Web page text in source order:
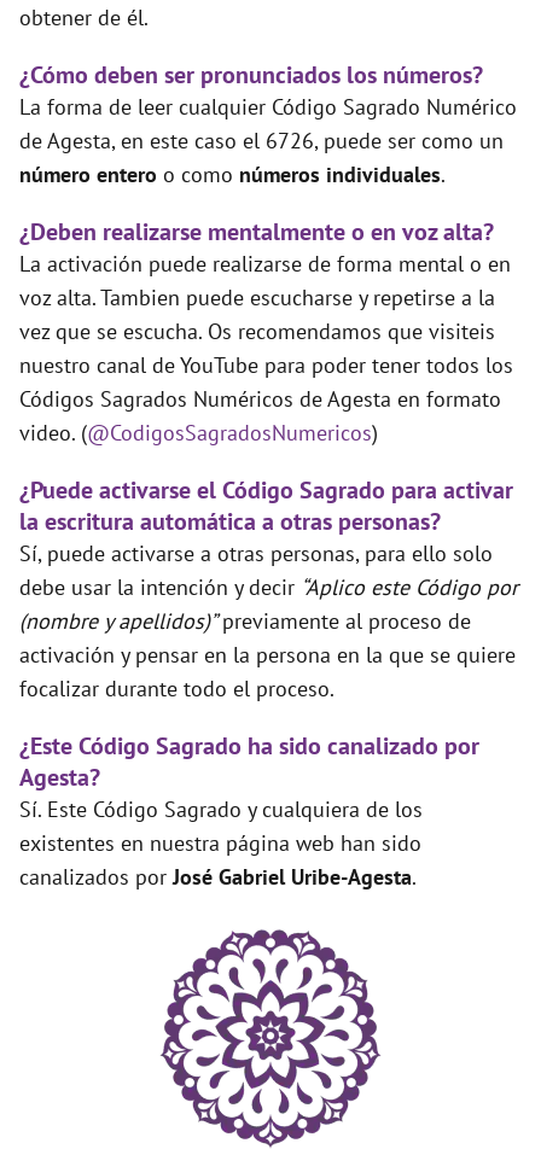
obtener de él.
¿Cómo deben ser pronunciados los números?
La forma de leer cualquier Código Sagrado Numérico
de Agesta, en este caso el 6726, puede ser como un
número entero o como números individuales.
¿Deben realizarse mentalmente o en voz alta?
La activación puede realizarse de forma mental o en
voz alta. Tambien puede escucharse y repetirse a la
vez que se escucha. Os recomendamos que visiteis
nuestro canal de YouTube para poder tener todos los
Códigos Sagrados Numéricos de Agesta en formato
video. (@CodigosSagradosNumericos)
¿Puede activarse el Código Sagrado para activar
la escritura automática a otras personas?
Sí, puede activarse a otras personas, para ello solo
debe usar la intención y decir “Aplico este Código por
(nombre y apellidos)”previamente al proceso de
activación y pensar en la persona en la que se quiere
focalizar durante todo el proceso.
¿Este Código Sagrado ha sido canalizado por
Agesta?
Sí. Este Código Sagrado y cualquiera de los
existentes en nuestra página web han sido
canalizados porJosé Gabriel Uribe-Agesta.